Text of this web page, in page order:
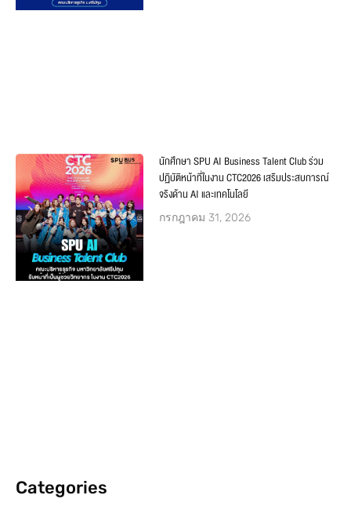
นักศึกษา SPU AI Business Talent Club ร่วม
ปฏิบัติหน้าที่ในงาน CTC2026 เสริมประสบการณ์
จริงด้าน AI และเทคโนโลยี
กรกฎาคม 31, 2026
Categories